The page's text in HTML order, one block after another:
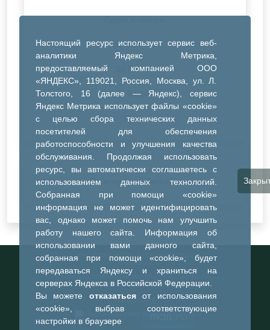
Настоящий ресурс использует сервис веб-
аналитики Яндекс Метрика,
предоставляемый компанией ООО
«ЯНДЕКС», 119021, Россия, Москва, ул. Л.
Толстого, 16 (далее — Яндекс), сервис
Яндекс Метрика использует файлы «cookie»
с целью сбора технических данных
посетителей для обеспечения
работоспособности и улучшения качества
обслуживания. Продолжая использовать
ресурс, вы автоматически соглашаетесь с
использованием данных технологий.
Собранная при помощи «cookie»
информация не может идентифицировать
вас, однако может помочь нам улучшить
работу нашего сайта. Информация об
использовании вами данного сайта,
собранная при помощи «cookie», будет
передаваться Яндексу и храниться на
серверах Яндекса в Российской Федерации.
Вы можете отказатьсяот использования
«cookie», выбрав соответствующие
настройки в браузере
ДК Синтез
ДК Речник
ДК Водник
Иное
Очистить все фильтры
Информационный портал города
Тобольска
При использовании материалов ссылка на
портал обязательна
©2023-2026